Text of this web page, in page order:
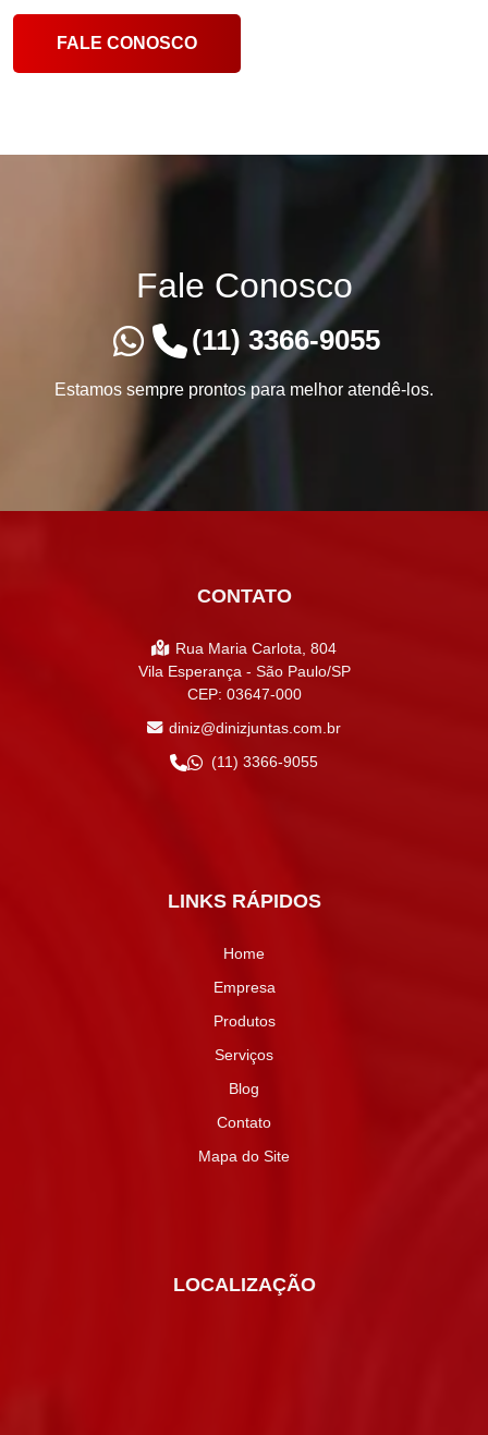
FALE CONOSCO
Fale Conosco
(11) 3366-9055
Estamos sempre prontos para melhor atendê-los.
CONTATO
Rua Maria Carlota, 804
Vila Esperança - São Paulo/SP
CEP: 03647-000
diniz@dinizjuntas.com.br
(11) 3366-9055
LINKS RÁPIDOS
Home
Empresa
Produtos
Serviços
Blog
Contato
Mapa do Site
LOCALIZAÇÃO